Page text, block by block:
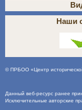
Наши
©ПРБОО «Центр
Данный веб-ресурс ранее
Исключительные авторские